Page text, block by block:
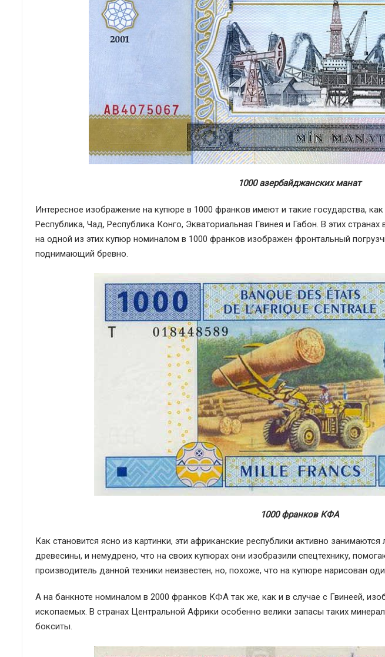
1000 азербайджанских манат
Интересное изображение на купюре в 1000 франков имеют и такие государства,
Республика, Чад, Республика Конго, Экваториальная Гвинея и Габон. В этих
на одной из этих купюр номиналом в 1000 франков изображен фронтальный
поднимающий бревно.
1000 франков КФА
Как становится ясно из картинки, эти африканские республики активно
древесины, и немудрено, что на своих купюрах они изобразили спецтехнику,
производитель данной техники неизвестен, но, похоже, что на купюре нарисован
А на банкноте номиналом в 2000 франков КФА так же, как и в случае с Гвинеей,
ископаемых. В странах Центральной Африки особенно велики запасы таких
бокситы.